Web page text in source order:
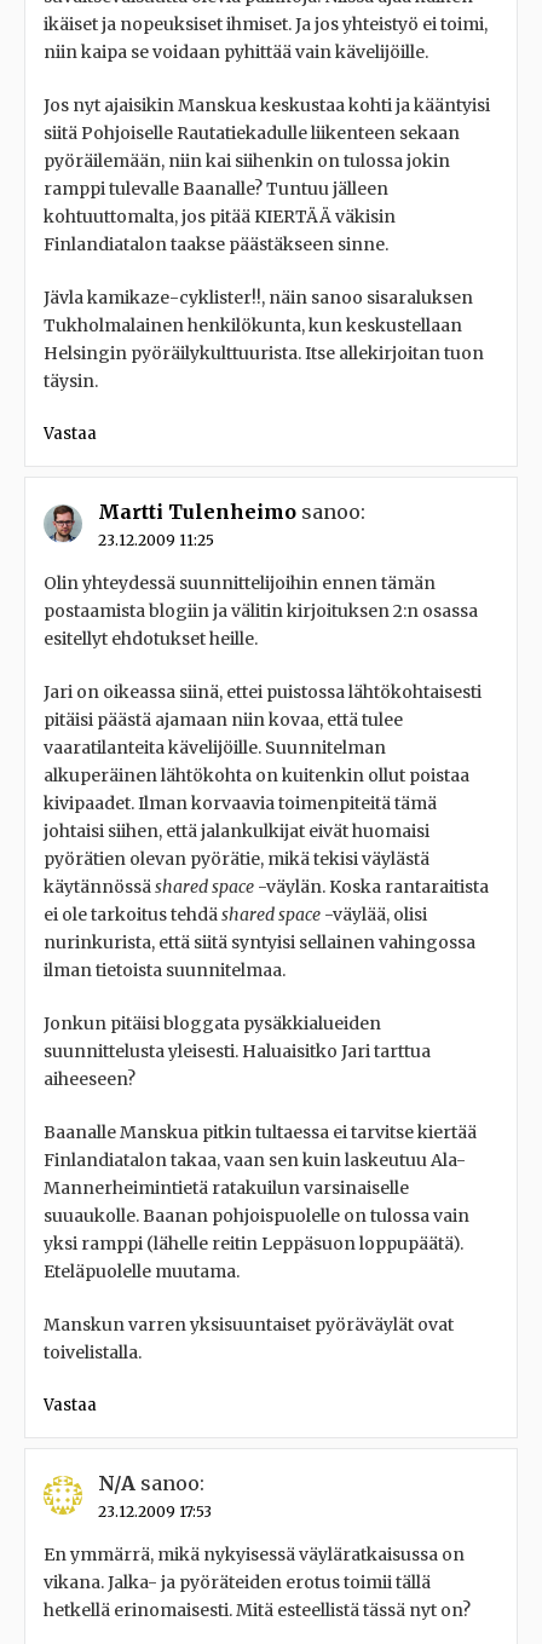
ikäiset ja nopeuksiset ihmiset. Ja jos yhteistyö ei toimi,
niin kaipa se voidaan pyhittää vain kävelijöille.
Jos nyt ajaisikin Manskua keskustaa kohti ja kääntyisi
siitä Pohjoiselle Rautatiekadulle liikenteen sekaan
pyöräilemään, niin kai siihenkin on tulossa jokin
ramppi tulevalle Baanalle? Tuntuu jälleen
kohtuuttomalta, jos pitää KIERTÄÄ väkisin
Finlandiatalon taakse päästäkseen sinne.
Jävla kamikaze-cyklister!!, näin sanoo sisaraluksen
Tukholmalainen henkilökunta, kun keskustellaan
Helsingin pyöräilykulttuurista. Itse allekirjoitan tuon
täysin.
Vastaa
Martti Tulenheimo sanoo:
23.12.2009 11:25
Olin yhteydessä suunnittelijoihin ennen tämän
postaamista blogiin ja välitin kirjoituksen 2:n osassa
esitellyt ehdotukset heille.
Jari on oikeassa siinä, ettei puistossa lähtökohtaisesti
pitäisi päästä ajamaan niin kovaa, että tulee
vaaratilanteita kävelijöille. Suunnitelman
alkuperäinen lähtökohta on kuitenkin ollut poistaa
kivipaadet. Ilman korvaavia toimenpiteitä tämä
johtaisi siihen, että jalankulkijat eivät huomaisi
pyörätien olevan pyörätie, mikä tekisi väylästä
käytännössäshared space -väylän. Koska rantaraitista
ei ole tarkoitus tehdäshared space -väylää, olisi
nurinkurista, että siitä syntyisi sellainen vahingossa
ilman tietoista suunnitelmaa.
Jonkun pitäisi bloggata pysäkkialueiden
suunnittelusta yleisesti. Haluaisitko Jari tarttua
aiheeseen?
Baanalle Manskua pitkin tultaessa ei tarvitse kiertää
Finlandiatalon takaa, vaan sen kuin laskeutuu Ala-
Mannerheimintietä ratakuilun varsinaiselle
suuaukolle. Baanan pohjoispuolelle on tulossa vain
yksi ramppi (lähelle reitin Leppäsuon loppupäätä).
Eteläpuolelle muutama.
Manskun varren yksisuuntaiset pyöräväylät ovat
toivelistalla.
Vastaa
N/A sanoo:
23.12.2009 17:53
En ymmärrä, mikä nykyisessä väyläratkaisussa on
vikana. Jalka- ja pyöräteiden erotus toimii tällä
hetkellä erinomaisesti. Mitä esteellistä tässä nyt on?